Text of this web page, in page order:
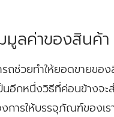
มูลค่าของสินค้า
รถช่วยทำให้ยอดขายขอ
นอีกหนึ่งวิธีที่ค่อนข้างจ
การให้บรรจุภัณฑ์ของเ